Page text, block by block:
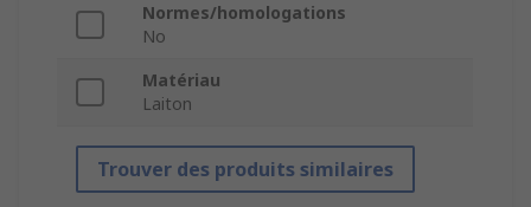
Normes/homologations
No
Matériau
Laiton
Trouver des produits similaires